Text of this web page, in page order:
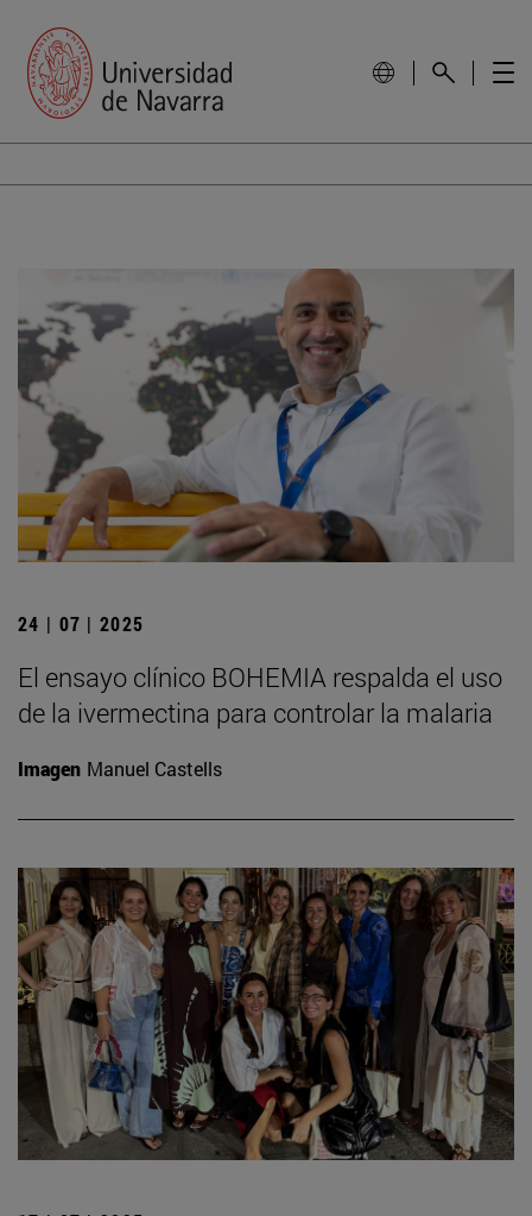
24 | 07 | 2025
El ensayo clínico BOHEMIA respalda el uso
de la ivermectina para controlar la malaria
Imagen Manuel Castells